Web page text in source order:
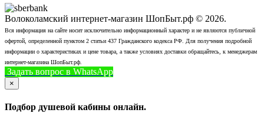
Волоколамский интернет-магазин ШопБыт.рф © 2026.
Вся информация на сайте носит исключительно информационный характер и не являются публичной
офертой, определенной пунктом 2 статьи 437 Гражданского кодекса РФ. Для получения подробной
информации о характеристиках и цене товара, а также условиях доставки обращайтесь, к менеджерам
интернет-магазина ШопБыт.рф.
Задать вопрос в WhatsApp
×
Подбор душевой кабины онлайн.